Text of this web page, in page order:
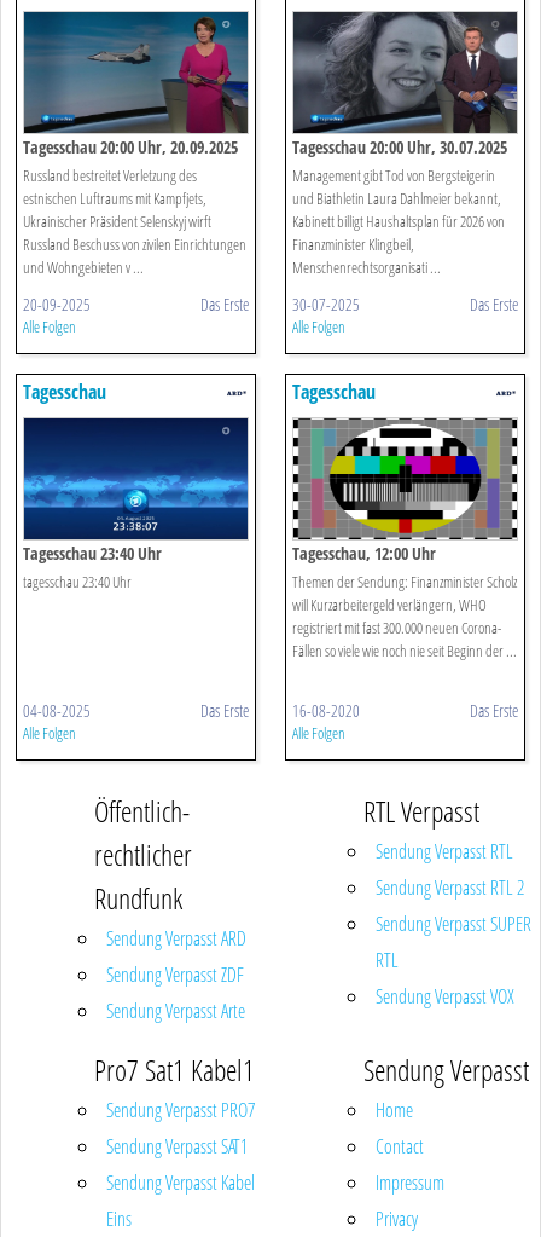
Tagesschau 20:00 Uhr, 20.09.2025
Russland bestreitet Verletzung des
estnischen Luftraums mit Kampfjets,
Ukrainischer Präsident Selenskyj wirft
Russland Beschuss von zivilen Einrichtungen
und Wohngebieten v ...
20-09-2025 Das Erste
Alle Folgen
Tagesschau 20:00 Uhr, 30.07.2025
Management gibt Tod von Bergsteigerin
und Biathletin Laura Dahlmeier bekannt,
Kabinett billigt Haushaltsplan für 2026 von
Finanzminister Klingbeil,
Menschenrechtsorganisati ...
30-07-2025 Das Erste
Alle Folgen
Tagesschau
Tagesschau 23:40 Uhr
tagesschau 23:40 Uhr
04-08-2025 Das Erste
Alle Folgen
Tagesschau
Tagesschau, 12:00 Uhr
Themen der Sendung: Finanzminister Scholz
will Kurzarbeitergeld verlängern, WHO
registriert mit fast 300.000 neuen Corona-
Fällen so viele wie noch nie seit Beginn der ...
16-08-2020 Das Erste
Alle Folgen
Öffentlich-
rechtlicher
Rundfunk
Sendung Verpasst ARD
Sendung Verpasst ZDF
Sendung Verpasst Arte
RTL Verpasst
Sendung Verpasst RTL
Sendung Verpasst RTL 2
Sendung Verpasst SUPER
RTL
Sendung Verpasst VOX
Pro7 Sat1 Kabel1
Sendung Verpasst PRO7
Sendung Verpasst SAT1
Sendung Verpasst Kabel
Eins
Sendung Verpasst
Home
Contact
Impressum
Privacy